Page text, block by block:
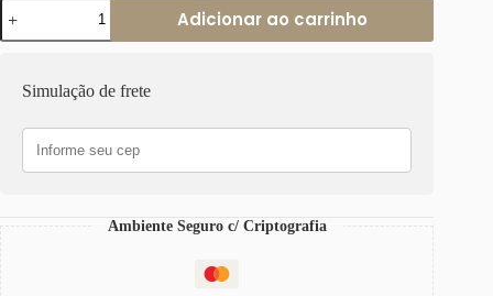
Pulseira
Pedra
Mineral
Coração
Português-
Banho
Adicionar ao carrinho
Simulação de frete
Ambiente Seguro c/ Criptografia